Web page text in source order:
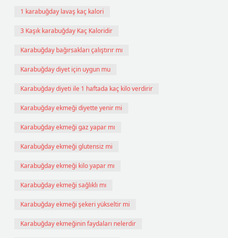
1 karabuğday lavaş kaç kalori
3 Kaşık karabuğday Kaç Kaloridir
Karabuğday bağırsakları çalıştırır mı
Karabuğday diyet için uygun mu
Karabuğday diyeti ile 1 haftada kaç kilo verdirir
Karabuğday ekmeği diyette yenir mi
Karabuğday ekmeği gaz yapar mı
Karabuğday ekmeği glutensiz mi
Karabuğday ekmeği kilo yapar mı
Karabuğday ekmeği sağlıklı mı
Karabuğday ekmeği şekeri yükseltir mi
Karabuğday ekmeğinin faydaları nelerdir